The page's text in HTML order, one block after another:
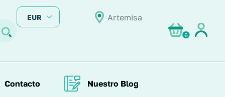
EUR Artemisa
6
Contacto Nuestro Blog